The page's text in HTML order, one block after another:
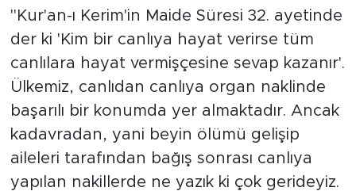
"Kur'an-ı Kerim'in Maide Süresi 32. ayetinde
der ki 'Kim bir canlıya hayat verirse tüm
canlılara hayat vermişçesine sevap kazanır'.
Ülkemiz, canlıdan canlıya organ naklinde
başarılı bir konumda yer almaktadır. Ancak
kadavradan, yani beyin ölümü gelişip
aileleri tarafından bağış sonrası canlıya
yapılan nakillerde ne yazık ki çok gerideyiz.